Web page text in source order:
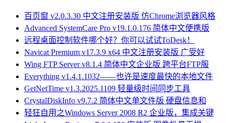
百页窗 v2.0.3.30 中文注册安装版 仿Chrome浏览器风格
Advanced SystemCare Pro v19.1.0.176 简体中文便携版
远程桌面控制软件哪个好？你可以试试ToDesk！
Navicat Premium v17.3.9 x64 中文注册安装版 广受好
Wing FTP Server v8.1.4 简体中文企业版 跨平台FTP服
Everything v1.4.1.1032——也许是速度最快的本地文件
GetNetTime v1.3.2025.1109 轻量级时间同步工具
CrystalDiskInfo v9.7.2 简体中文单文件版 硬盘信息和
轻狂自用之Windows Server 2008 R2 企业版，集成关键